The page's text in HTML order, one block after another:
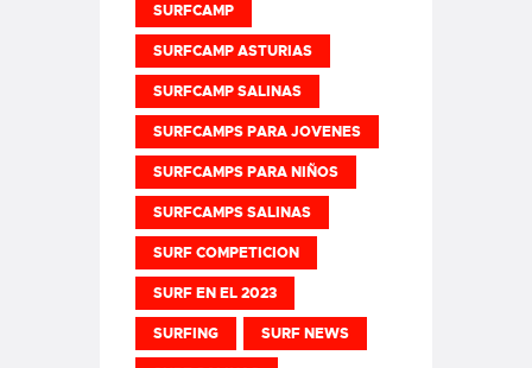
SURFCAMP
SURFCAMP ASTURIAS
SURFCAMP SALINAS
SURFCAMPS PARA JOVENES
SURFCAMPS PARA NIÑOS
SURFCAMPS SALINAS
SURF COMPETICION
SURF EN EL 2023
SURFING SURF NEWS